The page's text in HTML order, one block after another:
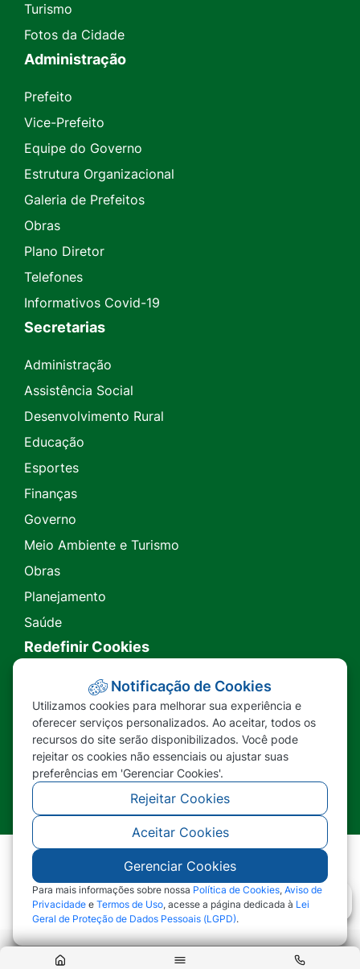
Turismo
Fotos da Cidade
Administração
Prefeito
Vice-Prefeito
Equipe do Governo
Estrutura Organizacional
Galeria de Prefeitos
Obras
Plano Diretor
Telefones
Informativos Covid-19
Secretarias
Administração
Assistência Social
Desenvolvimento Rural
Educação
Esportes
Finanças
Governo
Meio Ambiente e Turismo
Obras
Planejamento
Saúde
Redefinir Cookies
Transparência
Ouvidoria
SIC
©2026 - Prefeitura Municipal de Nova Lacerda -
MT - Todos os direitos reservados
Notificação de Cookies
Utilizamos cookies para melhorar sua experiência e
oferecer serviços personalizados. Ao aceitar, todos os
recursos do site serão disponibilizados. Você pode
rejeitar os cookies não essenciais ou ajustar suas
preferências em 'Gerenciar Cookies'.
Rejeitar Cookies
Aceitar Cookies
Gerenciar Cookies
Para mais informações sobre nossa Política de Cookies, Aviso de
Privacidade e Termos de Uso, acesse a página dedicada à Lei
Geral de Proteção de Dados Pessoais (LGPD).